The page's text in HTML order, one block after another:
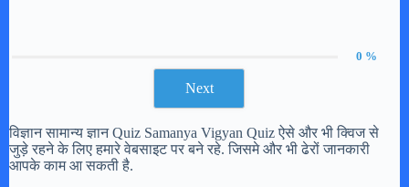
0 %
Next
विज्ञान सामान्य ज्ञान Quiz Samanya Vigyan Quiz ऐसे और भी क्विज से
जुड़े रहने के लिए हमारे वेबसाइट पर बने रहे. जिसमे और भी ढेरों जानकारी
आपके काम आ सकती है.